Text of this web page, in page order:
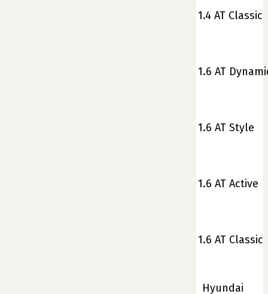
1.4 AT Classic
1.6 AT
1.6 AT Style
1.6 AT Active
1.6 AT Classic
Hyundai